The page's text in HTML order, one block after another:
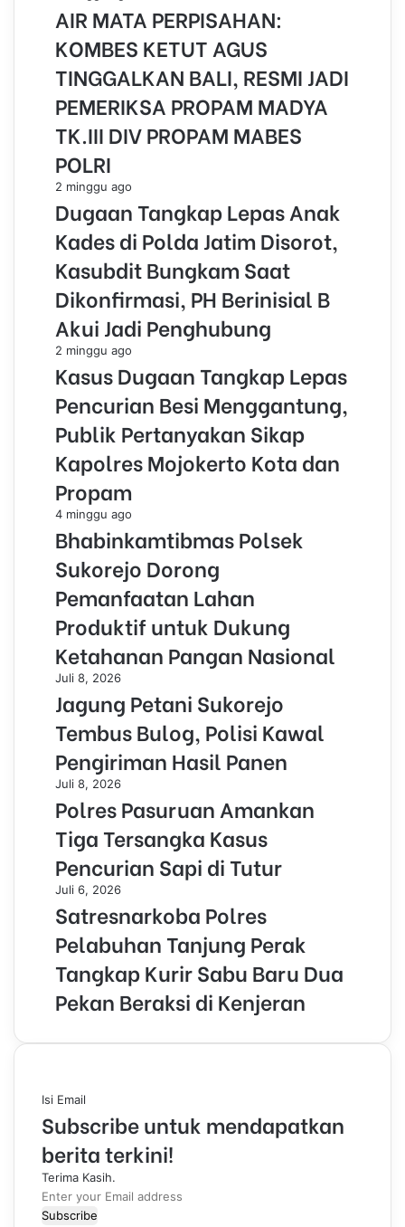
AIR MATA PERPISAHAN:
KOMBES KETUT AGUS
TINGGALKAN BALI, RESMI JADI
PEMERIKSA PROPAM MADYA
TK.III DIV PROPAM MABES
POLRI
2 minggu ago
Dugaan Tangkap Lepas Anak
Kades di Polda Jatim Disorot,
Kasubdit Bungkam Saat
Dikonfirmasi, PH Berinisial B
Akui Jadi Penghubung
2 minggu ago
Kasus Dugaan Tangkap Lepas
Pencurian Besi Menggantung,
Publik Pertanyakan Sikap
Kapolres Mojokerto Kota dan
Propam
4 minggu ago
Bhabinkamtibmas Polsek
Sukorejo Dorong
Pemanfaatan Lahan
Produktif untuk Dukung
Ketahanan Pangan Nasional
Juli 8, 2026
Jagung Petani Sukorejo
Tembus Bulog, Polisi Kawal
Pengiriman Hasil Panen
Juli 8, 2026
Polres Pasuruan Amankan
Tiga Tersangka Kasus
Pencurian Sapi di Tutur
Juli 6, 2026
Satresnarkoba Polres
Pelabuhan Tanjung Perak
Tangkap Kurir Sabu Baru Dua
Pekan Beraksi di Kenjeran
Isi Email
Subscribe untuk mendapatkan
berita terkini!
Terima Kasih.
E
n